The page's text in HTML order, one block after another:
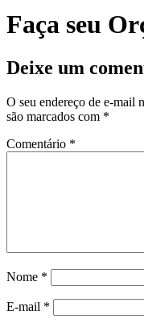
Faça seu
Deixe um
O seu endereço de e-mail
são marcados com *
Comentário *
Nome *
E-mail *